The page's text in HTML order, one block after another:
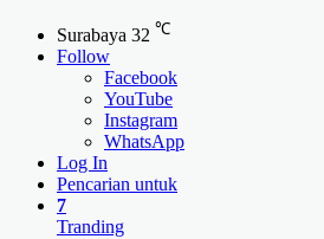
Surabaya 32 ℃
Follow
Facebook
YouTube
Instagram
WhatsApp
Log In
Pencarian untuk
7
Tranding